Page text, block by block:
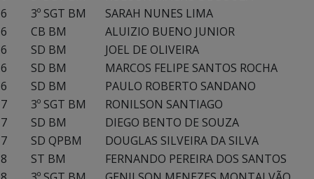
6
3º SGT BM
SARAH NUNES LIMA
6
CB BM
ALUIZIO BUENO JUNIOR
6
SD BM
JOEL DE OLIVEIRA
6
SD BM
MARCOS FELIPE SANTOS ROCHA
6
SD BM
PAULO ROBERTO SANDANO
7
3º SGT BM
RONILSON SANTIAGO
7
SD BM
DIEGO BENTO DE SOUZA
7
SD QPBM
DOUGLAS SILVEIRA DA SILVA
8
ST BM
FERNANDO PEREIRA DOS SANTOS